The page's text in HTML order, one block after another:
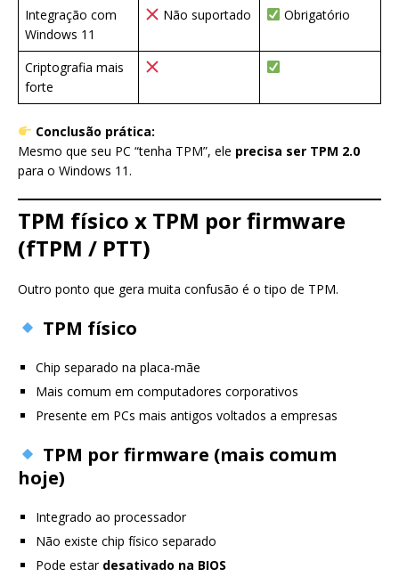
Integração com
Windows 11
Não suportado Obrigatório
Criptografia mais
forte
Conclusão prática:
Mesmo que seu PC “tenha TPM”, ele precisa ser TPM 2.0
para o Windows 11.
TPM físico x TPM por firmware
(fTPM / PTT)
Outro ponto que gera muita confusão é o tipo de TPM.
TPM físico
Chip separado na placa-mãe
Mais comum em computadores corporativos
Presente em PCs mais antigos voltados a empresas
TPM por firmware (mais comum
hoje)
Integrado ao processador
Não existe chip físico separado
Pode estar desativado na BIOS